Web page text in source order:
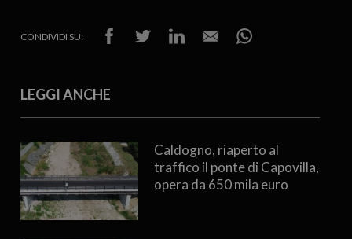
CONDIVIDI SU:
LEGGI ANCHE
Caldogno, riaperto al
traffico il ponte di Capovilla,
opera da 650 mila euro